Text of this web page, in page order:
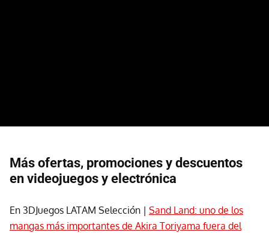
Más ofertas, promociones y descuentos
en videojuegos y electrónica
En 3DJuegos LATAM Selección | Sand Land: uno de los
mangas más importantes de Akira Toriyama fuera del